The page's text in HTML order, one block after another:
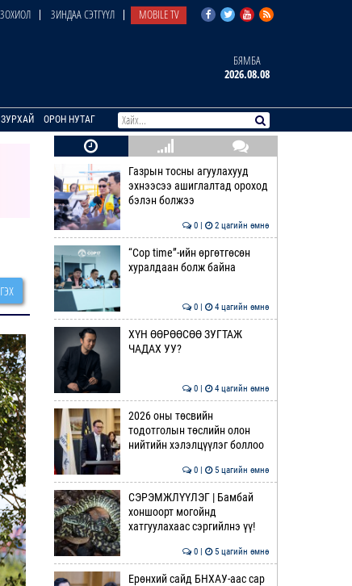
ЗИНДАА СЭТГҮҮЛ MOBILE TV
БЯМБА
2026.08.08
ЗУРХАЙ ОРОН НУТАГ
Газрын тосны агуулахууд
эхнээсээ ашиглалтад ороход
бэлэн болжээ
0 | 2 цагийн өмнө
“Cop time”-ийн өргөтгөсөн
хуралдаан болж байна
0 | 4 цагийн өмнө
ХҮН ӨӨРӨӨСӨӨ ЗУГТАЖ
ЧАДАХ УУ?
0 | 4 цагийн өмнө
2026 оны төсвийн
тодотголын төслийн олон
нийтийн хэлэлцүүлэг боллоо
0 | 5 цагийн өмнө
СЭРЭМЖЛҮҮЛЭГ | Бамбай
хоншоорт могойнд
хатгуулахаас сэргийлнэ үү!
0 | 5 цагийн өмнө
Ерөнхий сайд БНХАУ-аас сар